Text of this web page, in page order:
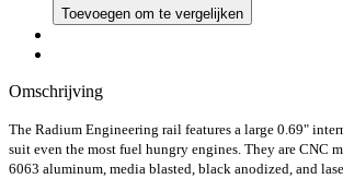
Toevoegen om te vergelijken
Omschrijving
The Radium Engineering rail features a large 0.69"
suit even the most fuel hungry engines. They are CNC
6063 aluminum, media blasted, black anodized, and